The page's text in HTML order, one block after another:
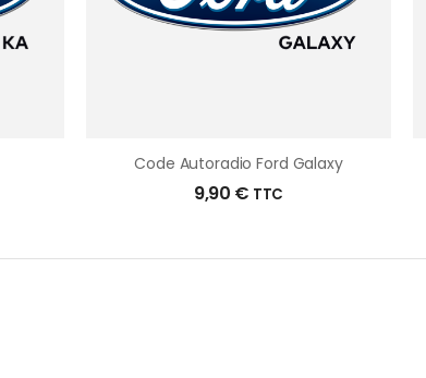
Code Autoradio Ford Galaxy
9,90 € TTC